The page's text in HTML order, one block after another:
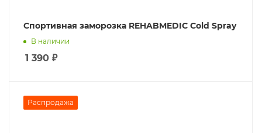
Спортивная заморозка REHABMEDIC Cold Spray
В наличии
1 390 ₽
Распродажа